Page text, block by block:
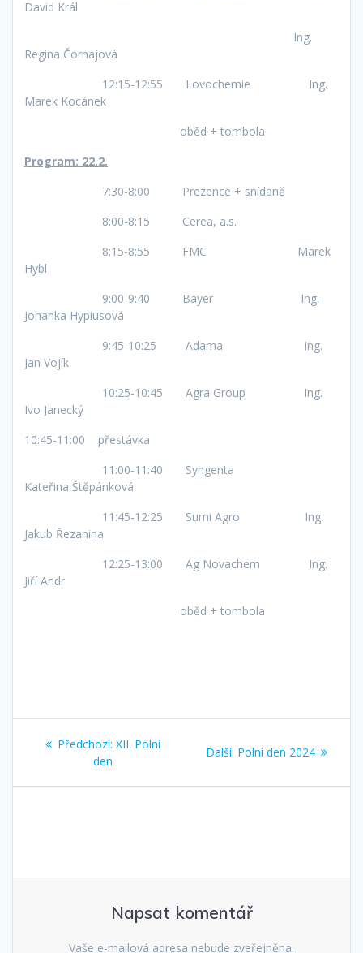
David Král
Ing.
Regina Čornajová
12:15-12:55 Lovochemie Ing.
Marek Kocánek
oběd + tombola
Program: 22.2.
7:30-8:00 Prezence + snídaně
8:00-8:15 Cerea, a.s.
8:15-8:55 FMC Marek
Hybl
9:00-9:40 Bayer Ing.
Johanka Hypiusová
9:45-10:25 Adama Ing.
Jan Vojík
10:25-10:45 Agra Group Ing.
Ivo Janecký
10:45-11:00 přestávka
11:00-11:40 Syngenta
Kateřina Štěpánková
11:45-12:25 Sumi Agro Ing.
Jakub Řezanina
12:25-13:00 Ag Novachem Ing.
Jiří Andr
oběd + tombola
Navigace
Předchozí: Předchozí
XII. Polní
den
Další: Další
Polní den 2024
Napsat komentář
Vaše e-mailová adresa nebude zveřejněna.